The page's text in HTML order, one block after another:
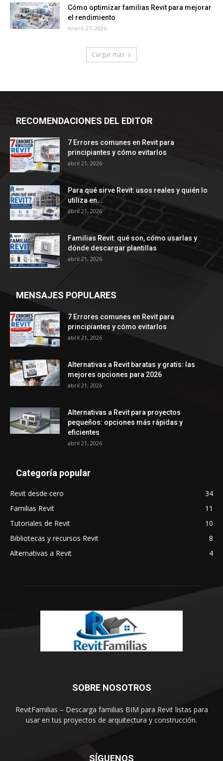
Cómo optimizar familias Revit para mejorar
el rendimiento
enero 27, 2026
Cargar más
RECOMENDACIONES DEL EDITOR
7 Errores comunes en Revit para
principiantes y cómo evitarlos
abril 21, 2026
Para qué sirve Revit: usos reales y quién lo
utiliza en...
abril 21, 2026
Familias Revit: qué son, cómo usarlas y
dónde descargar plantillas
abril 21, 2026
MENSAJES POPULARES
7 Errores comunes en Revit para
principiantes y cómo evitarlos
abril 21, 2026
Alternativas a Revit baratas y gratis: las
mejores opciones para 2026
abril 21, 2026
Alternativas a Revit para proyectos
pequeños: opciones más rápidas y
eficientes
abril 21, 2026
Categoría popular
Revit desde cero
34
Familias Revit
11
Tutoriales de Revit
10
Bibliotecas y recursos Revit
8
Alternativas a Revit
4
SOBRE NOSOTROS
RevitFamilias – Descarga familias BIM para Revit listas para
usar en tus proyectos de arquitectura y construcción.
SÍGUENOS